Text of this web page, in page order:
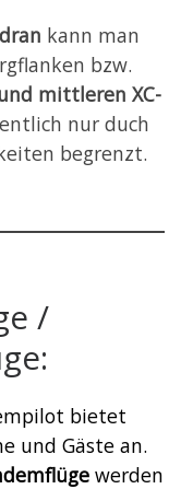
kann man
bzw.
mittleren XC-
nur duch
begrenzt.
/
bietet
und Gäste an.
werden